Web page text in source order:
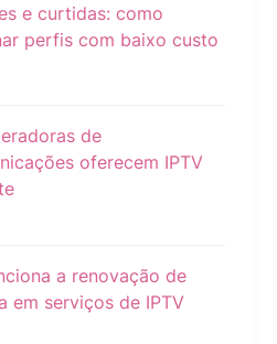
e curtidas: como
perfis com baixo custo
de
oferecem IPTV
a renovação de
em serviços de IPTV